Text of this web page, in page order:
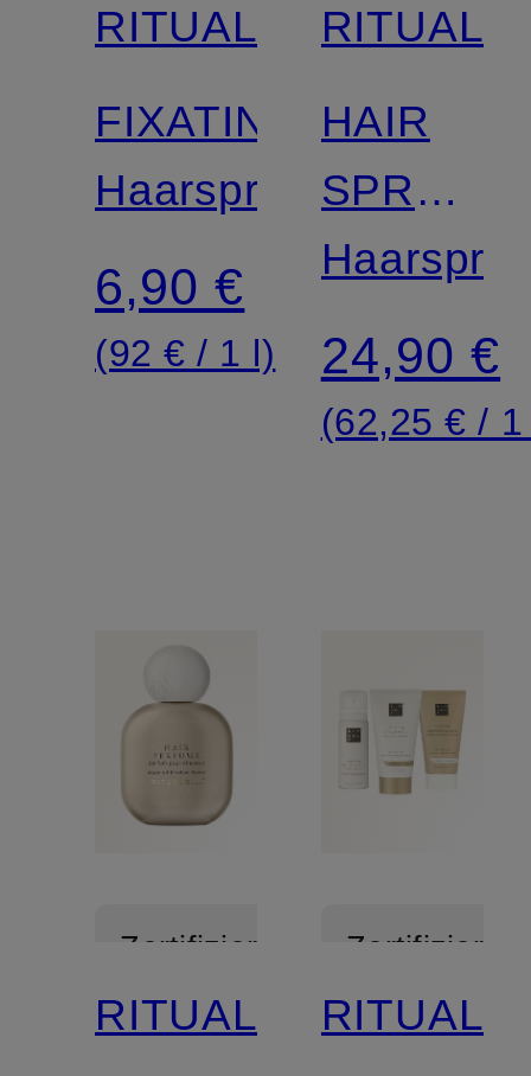
RITUALS
FIXATING
Haarspray
6,90 €
(92 € / 1 l)
RITUALS
HAIR
SPRAY
XL
24,90 €
(62,25 € /
Zertifiziert
RITUALS
Zertifiziert
RITUALS